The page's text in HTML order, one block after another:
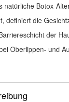
natürliche Botox-
definiert die
der
Oberlippen- und